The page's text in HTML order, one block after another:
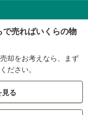
売ればいくらの物
却をお考えなら、まず
ださい。
る